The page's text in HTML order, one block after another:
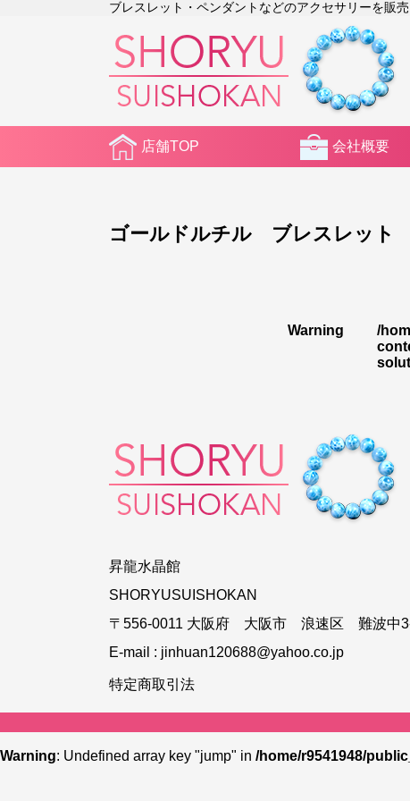
ブレスレット・ペンダントなどのアクセサリーを販
店舗TOP 会社概要
ゴールドルチル ブレスレット
Warning
/
昇龍水晶館
SHORYUSUISHOKAN
〒556-0011 大阪府 大阪市 浪速区 難波中3-
E-mail : jinhuan120688@yahoo.co.jp
特定商取引法
Warning: Undefined array key "jump" in /home/r9541948/